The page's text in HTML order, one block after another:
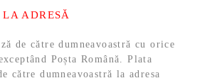
ADRESĂ
de către dumneavoastră cu orice
Poșta Română. Plata
către dumneavoastră la adresa